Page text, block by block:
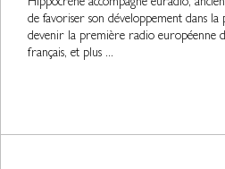
Hippocrène accompagne euradio,
de favoriser son développement dans
devenir la première radio européenne
français, et plus ...